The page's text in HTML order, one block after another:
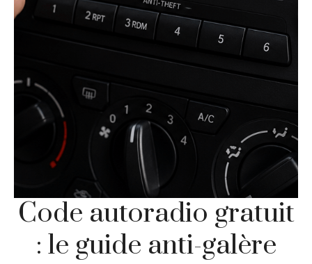
Code autoradio gratuit
: le guide anti-galère